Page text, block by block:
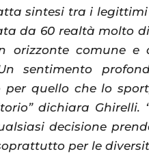
sintesi tra i
da 60 realtà molto
orizzonte comune e
sentimento
per quello che lo
dichiara Ghirelli.
decisione
per le